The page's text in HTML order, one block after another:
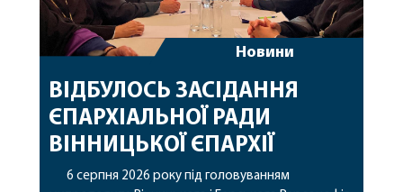
Новини
ВІДБУЛОСЬ ЗАСІДАННЯ
ЄПАРХІАЛЬНОЇ РАДИ
ВІННИЦЬКОЇ ЄПАРХІЇ
6 серпня 2026 року під головуванням